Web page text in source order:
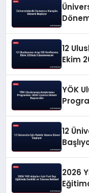
12
Ekim
YÖK
12
2026